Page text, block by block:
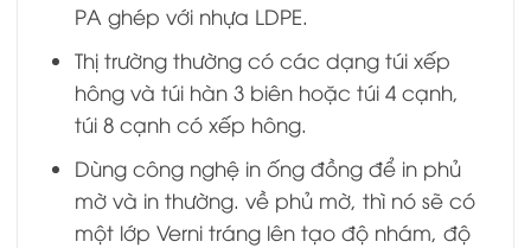
PA ghép với nhựa LDPE.
Thị trường thường có các dạng túi xếp
hông và túi hàn 3 biên hoặc túi 4 cạnh,
túi 8 cạnh có xếp hông.
Dùng công nghệ in ống đồng để in phủ
mờ và in thường. về phủ mờ, thì nó sẽ có
một lớp Verni tráng lên tạo độ nhám, độ